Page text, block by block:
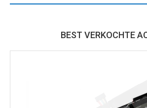
BEST VERKOCHTE